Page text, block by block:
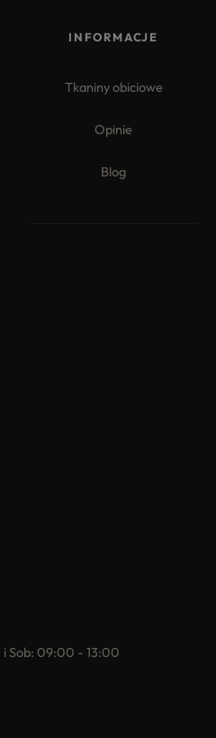
INFORMACJE
Tkaniny obiciowe
Opinie
Blog
Sob: 09:00 - 13:00